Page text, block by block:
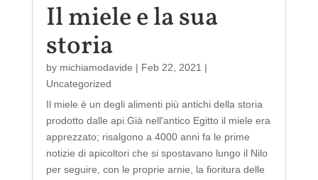
Il miele e la sua
storia
by michiamodavide | Feb 22, 2021 |
Uncategorized
Il miele è un degli alimenti più antichi della storia
prodotto dalle api.Già nell'antico Egitto il miele era
apprezzato; risalgono a 4000 anni fa le prime
notizie di apicoltori che si spostavano lungo il Nilo
per seguire, con le proprie arnie, la fioritura delle